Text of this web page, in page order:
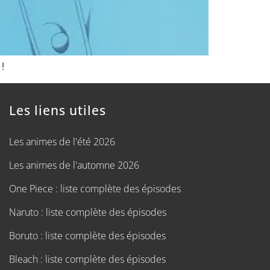
Les liens utiles
Les animes de l'été 2026
Les animes de l'automne 2026
One Piece : liste complète des épisodes
Naruto : liste complète des épisodes
Boruto : liste complète des épisodes
Bleach : liste complète des épisodes